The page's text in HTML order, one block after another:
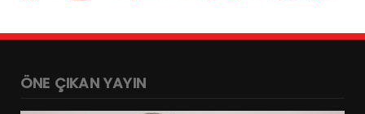
ÖNE ÇIKAN YAYIN